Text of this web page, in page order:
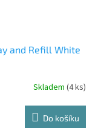
and Refill White
Skladem (4 ks)
Do košíku